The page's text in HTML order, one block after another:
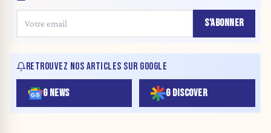
S'ABONNER
RETROUVEZ NOS ARTICLES SUR GOOGLE
G NEWS G DISCOVER